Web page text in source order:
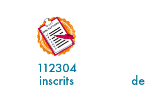
112304
inscrits
de